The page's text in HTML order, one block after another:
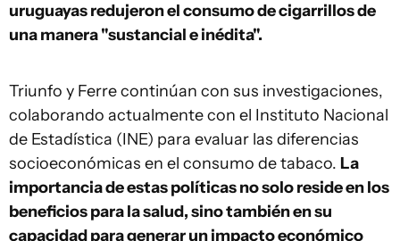
uruguayas redujeron el consumo de cigarrillos de
una manera "sustancial e inédita".
Triunfo y Ferre continúan con sus investigaciones,
colaborando actualmente con el Instituto Nacional
de Estadística (INE) para evaluar las diferencias
socioeconómicas en el consumo de tabaco. La
importancia de estas políticas no solo reside en los
beneficios para la salud, sino también en su
capacidad para generar un impacto económico